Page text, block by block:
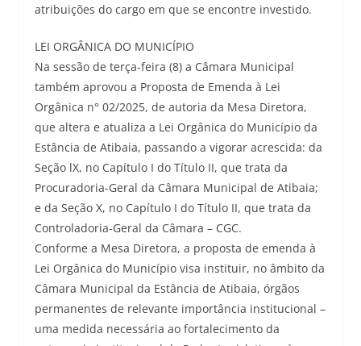
atribuições do cargo em que se encontre investido.
LEI ORGÂNICA DO MUNICÍPIO
Na sessão de terça-feira (8) a Câmara Municipal
também aprovou a Proposta de Emenda à Lei
Orgânica n° 02/2025, de autoria da Mesa Diretora,
que altera e atualiza a Lei Orgânica do Município da
Estância de Atibaia, passando a vigorar acrescida: da
Seção lX, no Capítulo I do Título II, que trata da
Procuradoria-Geral da Câmara Municipal de Atibaia;
e da Seção X, no Capítulo I do Título II, que trata da
Controladoria-Geral da Câmara – CGC.
Conforme a Mesa Diretora, a proposta de emenda à
Lei Orgânica do Município visa instituir, no âmbito da
Câmara Municipal da Estância de Atibaia, órgãos
permanentes de relevante importância institucional –
uma medida necessária ao fortalecimento da